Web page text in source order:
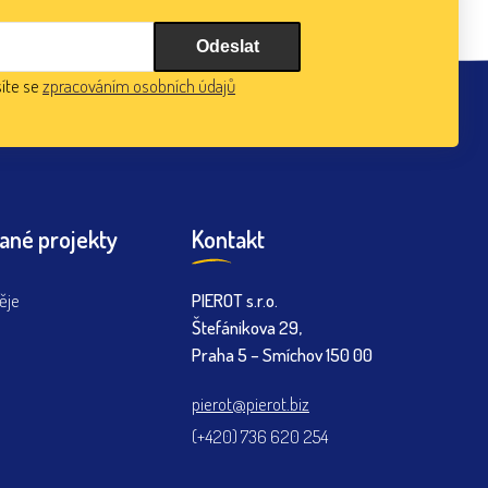
sezpracováním osobních údajů
projekty Kontakt
PIEROT s.r.o.
Štefánikova 29,
Praha 5 – Smíchov 150 00
pierot@pierot.biz
(+420) 736 620 254